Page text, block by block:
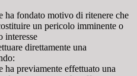
ha fondato motivo di ritenere che
un pericolo imminente o
interesse
direttamente una
ha previamente effettuato una